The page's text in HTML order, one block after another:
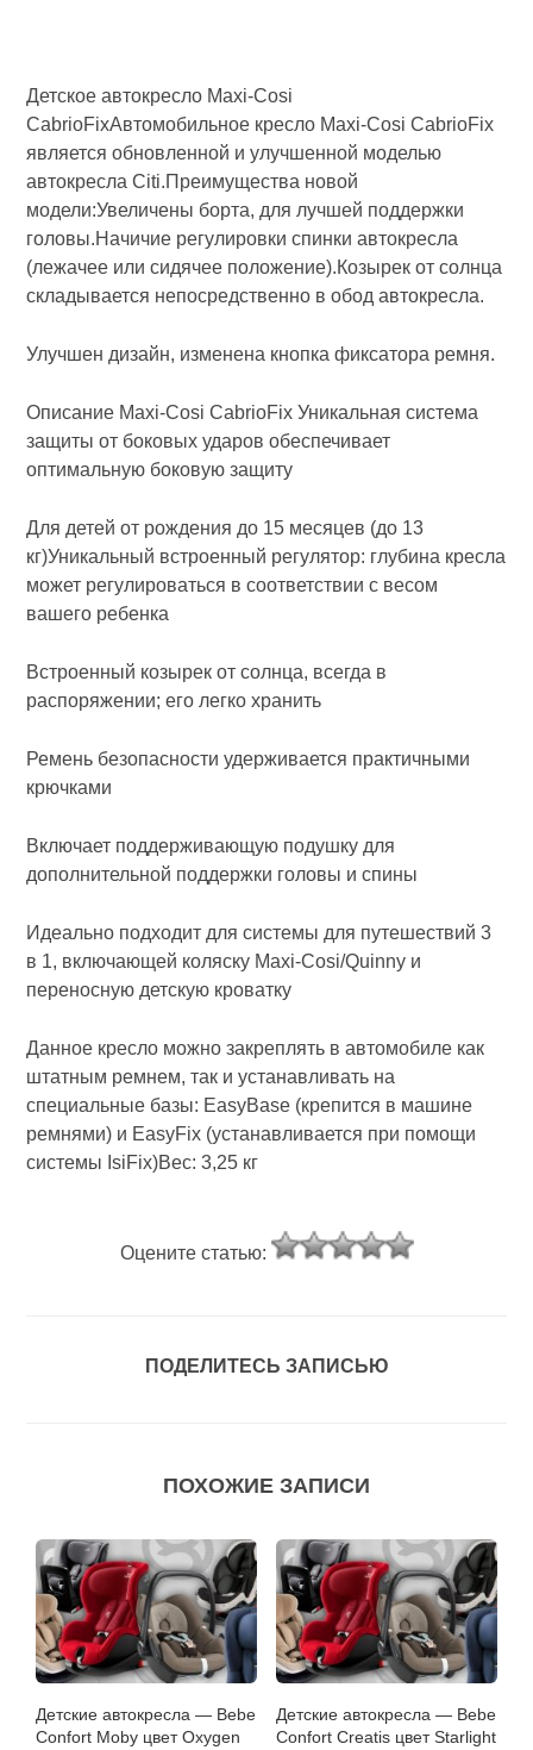
Детское автокресло Maxi-Cosi
CabrioFixАвтомобильное кресло Maxi-Cosi CabrioFix
является обновленной и улучшенной моделью
автокресла Citi.Преимущества новой
модели:Увеличены борта, для лучшей поддержки
головы.Начичие регулировки спинки автокресла
(лежачее или сидячее положение).Козырек от солнца
складывается непосредственно в обод автокресла.
Улучшен дизайн, изменена кнопка фиксатора ремня.
Описание Maxi-Cosi CabrioFix Уникальная система
защиты от боковых ударов обеспечивает
оптимальную боковую защиту
Для детей от рождения до 15 месяцев (до 13
кг)Уникальный встроенный регулятор: глубина кресла
может регулироваться в соответствии с весом
вашего ребенка
Встроенный козырек от солнца, всегда в
распоряжении; его легко хранить
Ремень безопасности удерживается практичными
крючками
Включает поддерживающую подушку для
дополнительной поддержки головы и спины
Идеально подходит для системы для путешествий 3
в 1, включающей коляску Maxi-Cosi/Quinny и
переносную детскую кроватку
Данное кресло можно закреплять в автомобиле как
штатным ремнем, так и устанавливать на
специальные базы: EasyBase (крепится в машине
ремнями) и EasyFix (устанавливается при помощи
системы IsiFix)Вес: 3,25 кг
Оцените статью:
ПОДЕЛИТЕСЬ ЗАПИСЬЮ
ПОХОЖИЕ ЗАПИСИ
Детские автокресла — Bebe
Confort Moby цвет Oxygen
Детские автокресла — Bebe
Confort Creatis цвет Starlight